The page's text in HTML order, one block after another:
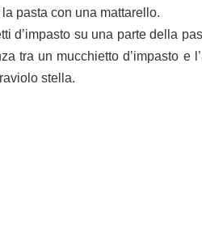
pasta con una mattarello.
d’impasto su una parte della
tra un mucchietto d’impasto e
stella.